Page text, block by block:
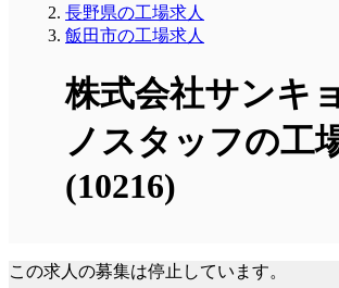
長野県の工場求人
飯田市の工場求人
株式会社サンキ
ノスタッフの工
(10216)
この求人の募集は停止しています。